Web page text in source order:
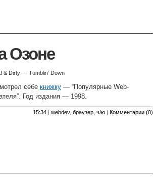
Озоне
Dirty — Tumblin’ Down
себе книжку — “Популярные Web-
Год издания — 1998.
15:34 | webdev, браузер ч/ю | Комментарии (0)